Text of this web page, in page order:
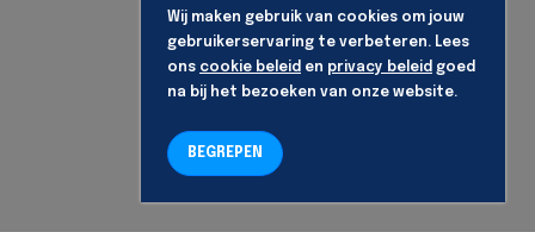
Wij maken gebruik van cookies om jouw
gebruikerservaring te verbeteren. Lees
ons cookie beleid en privacy beleid goed
na bij het bezoeken van onze website.
BEGREPEN